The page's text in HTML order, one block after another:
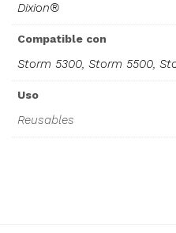
Dixion®
Compatible con
Storm 5300, Storm 5500,
Uso
Reusables